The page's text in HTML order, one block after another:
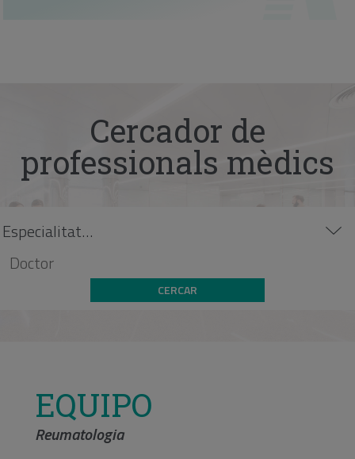
Cercador de
professionals mèdics
CERCAR
EQUIPO
Reumatologia